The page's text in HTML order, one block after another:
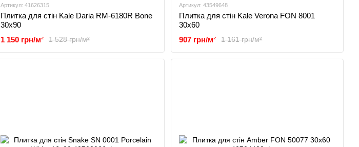
Артикул: 41626315
Плитка для стін Kale Daria RM-6180R Bone
30x90
1 528 грн/м²
1 150 грн/м²
Артикул: 43549648
Плитка для стін Kale Verona FON 8001
30x60
1 161 грн/м²
907 грн/м²